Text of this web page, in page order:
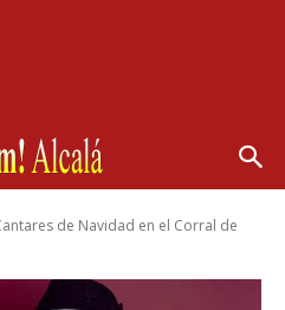
de Navidad en el Corral de